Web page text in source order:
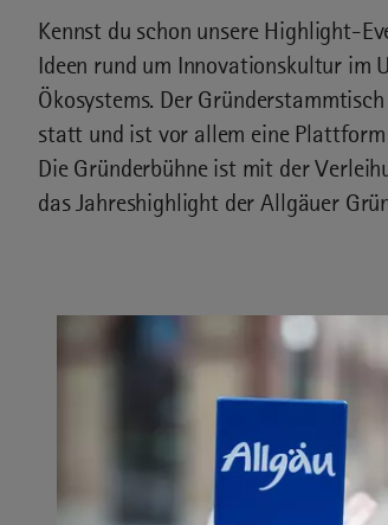
Kennst du schon unsere Highlight-
Ideen rund um Innovationskultur im
Ökosystems. Der
statt und ist vor allem eine
Die Gründerbühne ist mit der
das Jahreshighlight der Allgäuer